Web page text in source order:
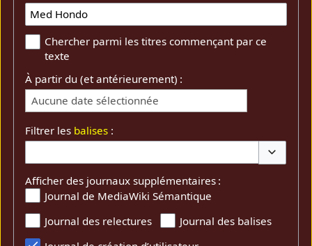
Chercher parmi les titres commençant par ce
texte
À partir du (et antérieurement) :
Aucune date sélectionnée
Filtrer les balises :
Afficher des journaux supplémentaires :
Journal de MediaWiki Sémantique
Journal des relectures
Journal des balises